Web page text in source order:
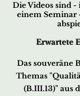
Die Videos sind -
einem Seminar
Erwartete
Das souveräne
Themas
(B.III.13)" aus